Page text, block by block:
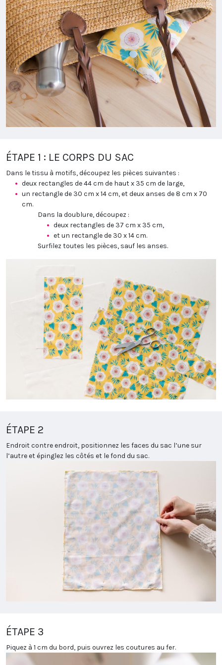
ÉTAPE 1 : LE CORPS DU SAC
Dans le tissu à motifs, découpez les pièces suivantes :
deux rectangles de 44 cm de haut x 35 cm de large,
un rectangle de 30 cm x 14 cm, et deux anses de 8 cm x 70
cm.
Dans la doublure, découpez :
deux rectangles de 37 cm x 35 cm,
et un rectangle de 30 x 14 cm.
Surfilez toutes les pièces, sauf les anses.
ÉTAPE 2
Endroit contre endroit, positionnez les faces du sac l’une sur
l’autre et épinglez les côtés et le fond du sac.
ÉTAPE 3
Piquez à 1 cm du bord, puis ouvrez les coutures au fer.